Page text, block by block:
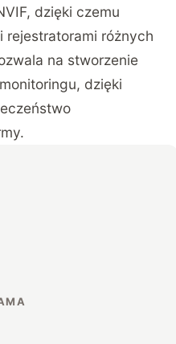
dzięki czemu
rejestratorami różnych
na stworzenie
dzięki